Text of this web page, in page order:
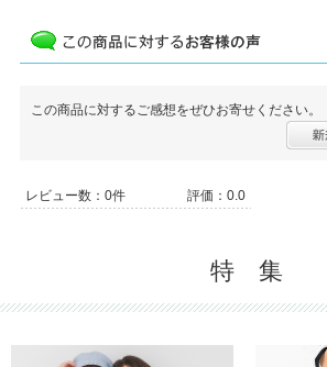
この商品に対するご感想をぜひお寄せください。
レビュー数：0件 評価：0.0
特 集